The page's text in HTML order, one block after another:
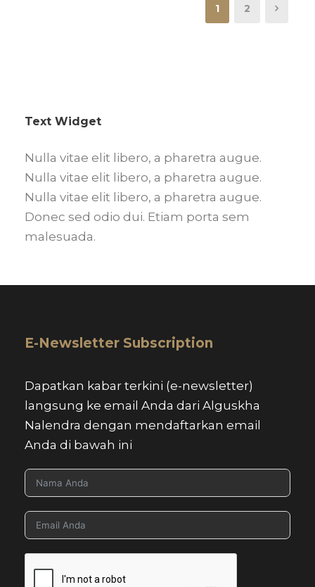
1 2
Text Widget
Nulla vitae elit libero, a pharetra augue.
Nulla vitae elit libero, a pharetra augue.
Nulla vitae elit libero, a pharetra augue.
Donec sed odio dui. Etiam porta sem
malesuada.
E-Newsletter Subscription
Dapatkan kabar terkini (e-newsletter)
langsung ke email Anda dari Alguskha
Nalendra dengan mendaftarkan email
Anda di bawah ini